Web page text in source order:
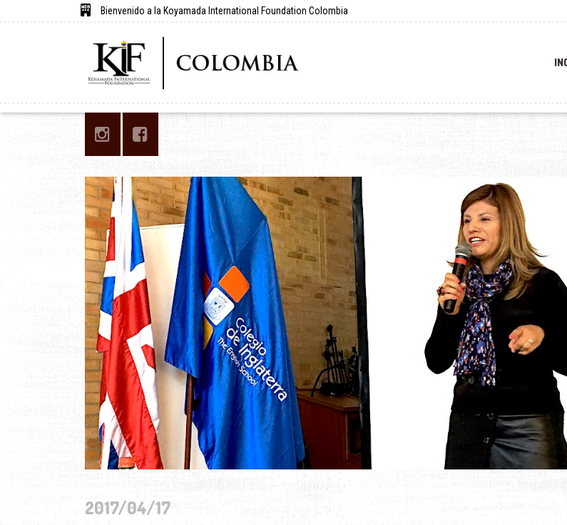
Bienvenido a la Koyamada International Foundation Colombia
2017/04/17